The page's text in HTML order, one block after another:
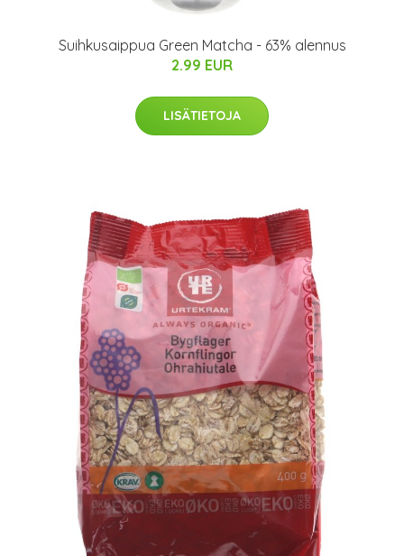
Suihkusaippua Green Matcha - 63% alennus
2.99 EUR
LISÄTIETOJA